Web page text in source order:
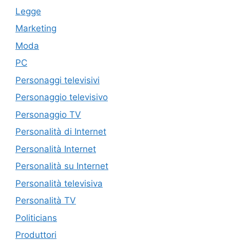
Legge
Marketing
Moda
PC
Personaggi televisivi
Personaggio televisivo
Personaggio TV
Personalità di Internet
Personalità Internet
Personalità su Internet
Personalità televisiva
Personalità TV
Politicians
Produttori